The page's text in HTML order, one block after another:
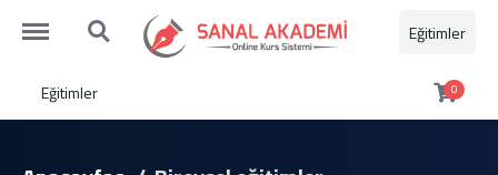
http://sanalakademi.demobul.com.tr/menu
http://sanalakademi.demobul.com.tr/search Eğitimler
Eğitimler 0